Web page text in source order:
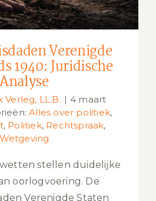
Verenigde
1940: Juridische
Analyse
Verleg, LL.B. | 4 maart
Alles over politiek,
, Politiek, Rechtspraak,
Wetgeving
stellen duidelijke
oorlogvoering. De
Verenigde Staten